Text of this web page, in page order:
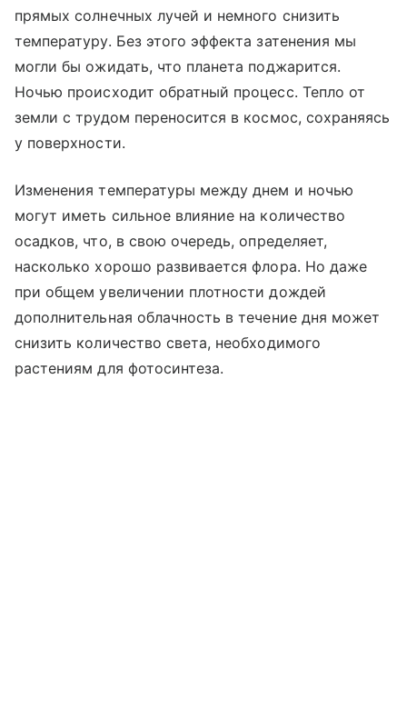
прямых солнечных лучей и немного снизить
температуру. Без этого эффекта затенения мы
могли бы ожидать, что планета поджарится.
Ночью происходит обратный процесс. Тепло от
земли с трудом переносится в космос, сохраняясь
у поверхности.
Изменения температуры между днем и ночью
могут иметь сильное влияние на количество
осадков, что, в свою очередь, определяет,
насколько хорошо развивается флора. Но даже
при общем увеличении плотности дождей
дополнительная облачность в течение дня может
снизить количество света, необходимого
растениям для фотосинтеза.